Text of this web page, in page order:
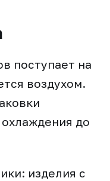
поступает на
воздухом.
до
изделия с